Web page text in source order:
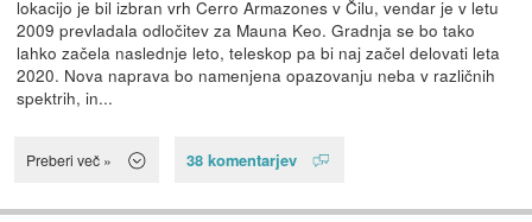
lokacijo je bil izbran vrh Cerro Armazones v Čilu, vendar je v letu
2009 prevladala odločitev za Mauna Keo. Gradnja se bo tako
lahko začela naslednje leto, teleskop pa bi naj začel delovati leta
2020. Nova naprava bo namenjena opazovanju neba v različnih
spektrih, in...
Preberi več » 38 komentarjev